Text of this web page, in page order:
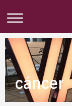
cáncer